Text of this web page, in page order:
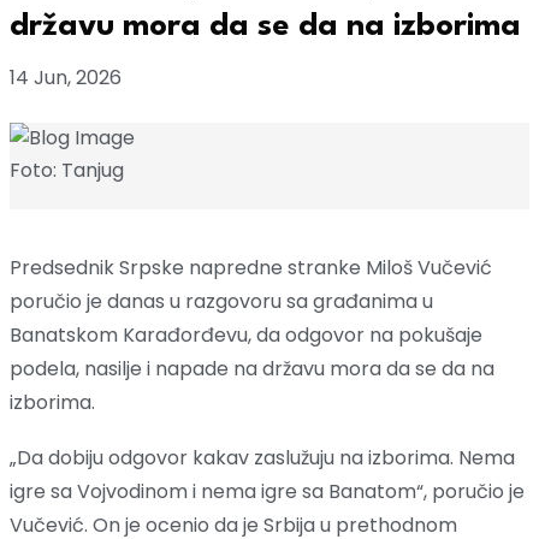
državu mora da se da na izborima
14 Jun, 2026
Foto: Tanjug
Predsednik Srpske napredne stranke Miloš Vučević
poručio je danas u razgovoru sa građanima u
Banatskom Karađorđevu, da odgovor na pokušaje
podela, nasilje i napade na državu mora da se da na
izborima.
„Da dobiju odgovor kakav zaslužuju na izborima. Nema
igre sa Vojvodinom i nema igre sa Banatom“, poručio je
Vučević. On je ocenio da je Srbija u prethodnom